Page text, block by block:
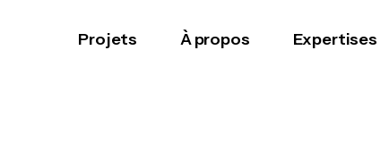
Projets À propos Expertises